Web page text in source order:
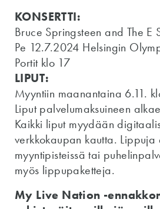
KONSERTTI:
Bruce Springsteen and The E
Pe 12.7.2024 Helsingin
Portit klo 17
LIPUT:
Myyntiin maanantaina 6.11.
Liput palvelumaksuineen
Kaikki liput myydään
verkkokaupan kautta. Lippuja
myyntipisteissä tai
myös lippupaketteja.
My Live Nation -